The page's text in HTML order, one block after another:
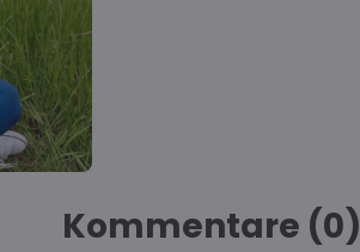
Kommentare (0)